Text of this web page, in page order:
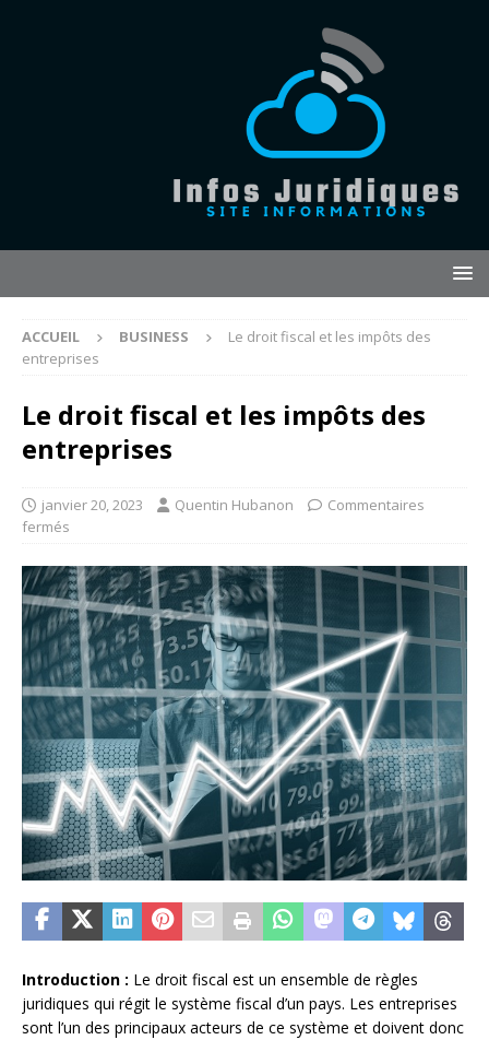
ACCUEIL BUSINESS
Le droit fiscal et les impôts des
entreprises
Le droit fiscal et les impôts des
entreprises
janvier 20, 2023 Quentin Hubanon
Commentaires
fermés
Introduction : Le droit fiscal est un ensemble de règles
juridiques qui régit le système fiscal d’un pays. Les entreprises
sont l’un des principaux acteurs de ce système et doivent donc